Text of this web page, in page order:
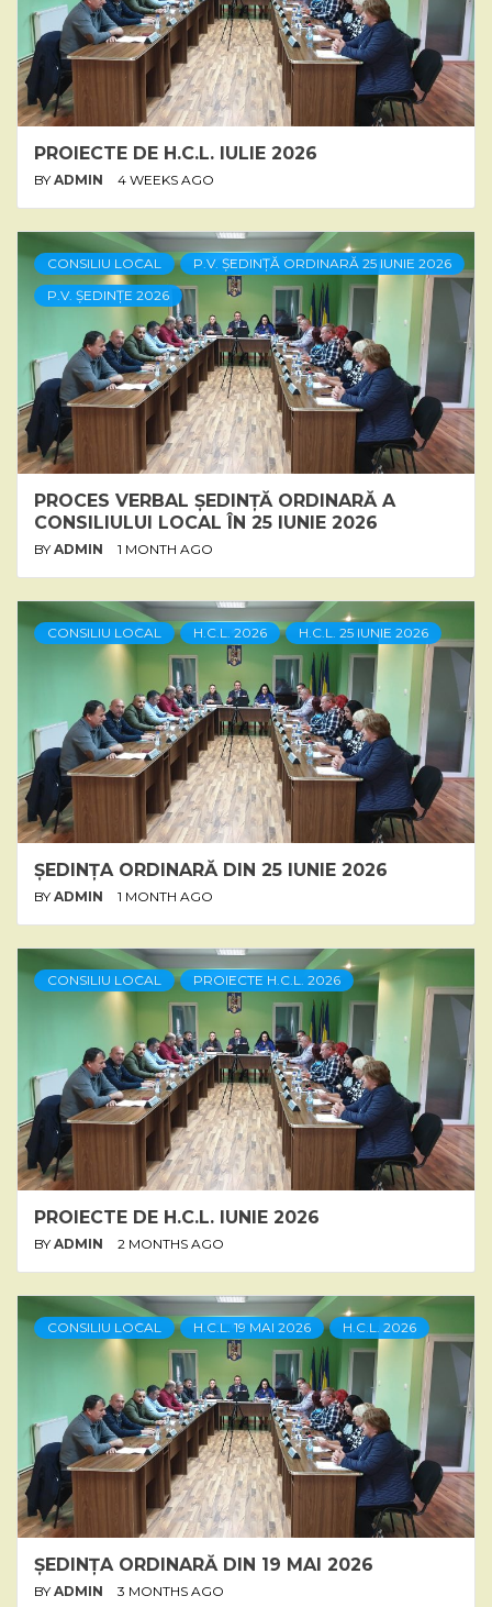
PROIECTE DE H.C.L. IULIE 2026
BY ADMIN 4 WEEKS AGO
CONSILIU LOCAL
P.V. ȘEDINȚĂ ORDINARĂ 25 IUNIE 2026
P.V. ȘEDINȚE 2026
PROCES VERBAL ȘEDINȚĂ ORDINARĂ A
CONSILIULUI LOCAL ÎN 25 IUNIE 2026
BY ADMIN 1 MONTH AGO
CONSILIU LOCAL H.C.L. 2026 H.C.L. 25 IUNIE 2026
ȘEDINȚA ORDINARĂ DIN 25 IUNIE 2026
BY ADMIN 1 MONTH AGO
CONSILIU LOCAL PROIECTE H.C.L. 2026
PROIECTE DE H.C.L. IUNIE 2026
BY ADMIN 2 MONTHS AGO
CONSILIU LOCAL H.C.L. 19 MAI 2026 H.C.L. 2026
ȘEDINȚA ORDINARĂ DIN 19 MAI 2026
BY ADMIN 3 MONTHS AGO